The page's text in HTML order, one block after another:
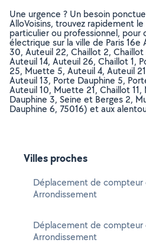
Une urgence ? Un besoin
AlloVoisins, trouvez rapidement
particulier ou professionnel,
électrique sur la ville de Paris
30, Auteuil 22, Chaillot 2, Chaillot
Auteuil 14, Auteuil 26, Chaillot 1,
25, Muette 5, Auteuil 4, Auteuil
Auteuil 13, Porte Dauphine 5,
Auteuil 10, Muette 21, Chaillot
Dauphine 3, Seine et Berges 2,
Dauphine 6, 75016) et aux
Villes proches
Déplacement de compteur
Arrondissement
Déplacement de compteur
Arrondissement